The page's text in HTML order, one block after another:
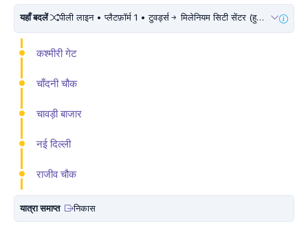
यहाँ बदलें पीली लाइन • प्लैटफ़ॉर्म 1 • टुवर्ड्स मिलेनियम सिटी सेंटर (हुडा सिटी सैंटर) • 10 मिनट चलें
कश्मीरी गेट
चाँदनी चौक
चावड़ी बाजार
नई दिल्ली
राजीव चौक
यात्रा समाप्त निकास